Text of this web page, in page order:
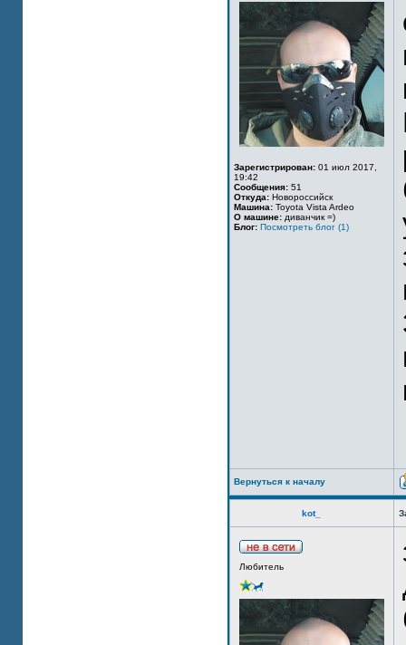
Зарегистрирован: 01 июл 2017,
19:42
Сообщения: 51
Откуда: Новороссийск
Машина: Toyota Vista Ardeo
О машине: диванчик =)
Блог: Посмотреть блог (1)
Вернуться к началу
kot_
Любитель